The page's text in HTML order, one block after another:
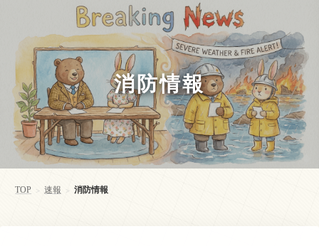
消防情報
TOP > 速報 > 消防情報